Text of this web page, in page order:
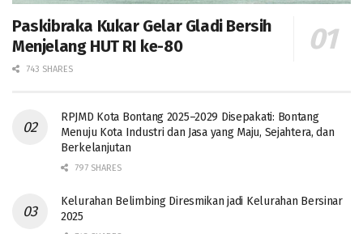
Paskibraka Kukar Gelar Gladi Bersih
Menjelang HUT RI ke-80
743 SHARES
RPJMD Kota Bontang 2025–2029 Disepakati: Bontang
Menuju Kota Industri dan Jasa yang Maju, Sejahtera, dan
Berkelanjutan
797 SHARES
Kelurahan Belimbing Diresmikan jadi Kelurahan Bersinar
2025